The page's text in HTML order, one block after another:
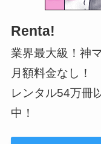
Renta!
業界最大級！神
月額料金なし！
レンタル54万冊
中！